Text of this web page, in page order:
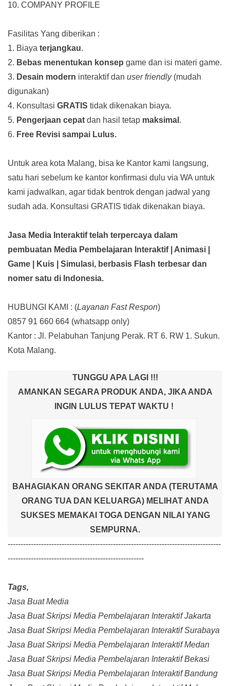
10. COMPANY PROFILE
Fasilitas Yang diberikan :
1. Biaya terjangkau.
2. Bebas menentukan konsep game dan isi materi game.
3. Desain modern interaktif dan user friendly(mudah
digunakan)
4. Konsultasi GRATIS tidak dikenakan biaya.
5. Pengerjaan cepat dan hasil tetap maksimal .
6. Free Revisi sampai Lulus.
Untuk area kota Malang, bisa ke Kantor kami langsung,
satu hari sebelum ke kantor konfirmasi dulu via WA untuk
kami jadwalkan, agar tidak bentrok dengan jadwal yang
sudah ada. Konsultasi GRATIS tidak dikenakan biaya.
Jasa Media Interaktif telah terpercaya dalam
pembuatan Media Pembelajaran Interaktif| Animasi |
Game | Kuis | Simulasi, berbasis Flash terbesar dan
nomer satu di Indonesia.
HUBUNGI KAMI : (Layanan Fast Respon)
0857 91 660 664 (whatsapp only)
Kantor : Jl. Pelabuhan Tanjung Perak. RT 6. RW 1. Sukun.
Kota Malang.
TUNGGU APA LAGI !!!
AMANKAN SEGARA PRODUK ANDA, JIKA ANDA
INGIN LULUS TEPAT WAKTU !
BAHAGIAKAN ORANG SEKITAR ANDA (TERUTAMA
ORANG TUA DAN KELUARGA) MELIHAT ANDA
SUKSES MEMAKAI TOGA DENGAN NILAI YANG
SEMPURNA.
-----------------------------------------------------------------------------------
-----------------------------------------------------
Tags,
Jasa Buat Media
Jasa Buat Skripsi Media Pembelajaran Interaktif Jakarta
Jasa Buat Skripsi Media Pembelajaran Interaktif Surabaya
Jasa Buat Skripsi Media Pembelajaran Interaktif Medan
Jasa Buat Skripsi Media Pembelajaran Interaktif Bekasi
Jasa Buat Skripsi Media Pembelajaran Interaktif Bandung